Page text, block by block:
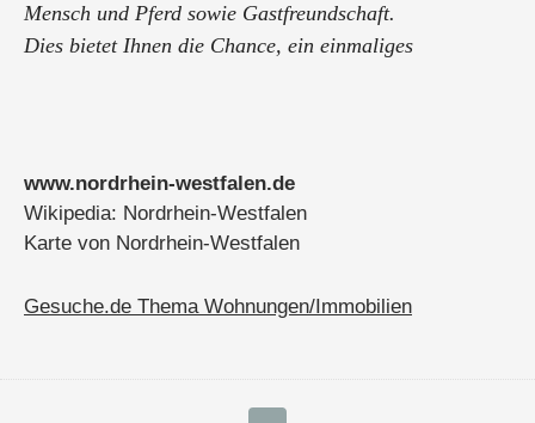
Mensch und Pferd sowie Gastfreundschaft.
Dies bietet Ihnen die Chance, ein einmaliges
www.nordrhein-westfalen.de
Wikipedia: Nordrhein-Westfalen
Karte von Nordrhein-Westfalen
Gesuche.de Thema Wohnungen/Immobilien